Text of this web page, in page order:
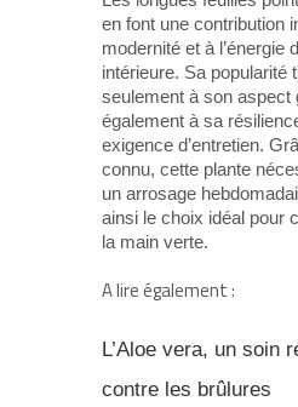
en font une contribution
modernité et à l’énergie
intérieure. Sa popularité
seulement à son aspect
également à sa
exigence d’entretien.
connu, cette plante
un arrosage
ainsi le choix idéal pour
la main verte.
A lire également :
L’Aloe vera, un soin
contre les brûlures